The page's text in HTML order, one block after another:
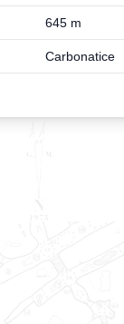
645 m
Carbonatice